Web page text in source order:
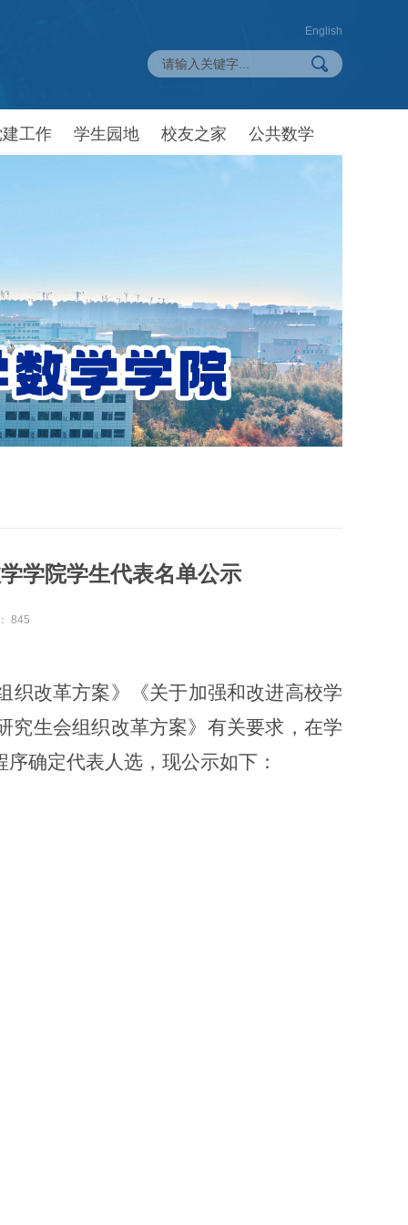
English
建工作 学生园地 校友之家 公共数学
学院学生代表名单公示
845
织改革方案》《关于加强和改进高校学
究生会组织改革方案》有关要求，在学
序确定代表人选， 现公示如下：